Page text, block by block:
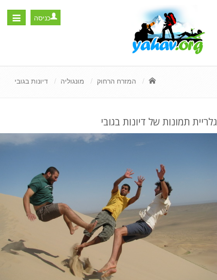
Toggle
כניסה
המזרח הרחוק מונגוליה דיונות בגובי
גלריית תמונות של דיונות בגובי